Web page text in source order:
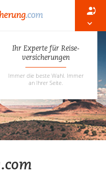
Ihr Experte für Reise­
versicherungen
Immer die beste Wahl. Immer
an Ihrer Seite.